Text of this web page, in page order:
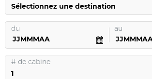
Sélectionnez une destination
du au
# de cabine